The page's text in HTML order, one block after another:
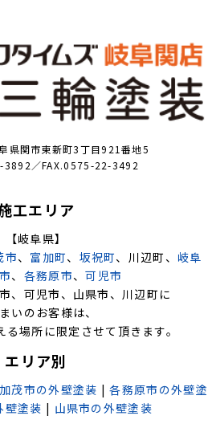
県関市東新町3丁目921番地5
／FAX.0575-22-3492
工エリア
【岐阜県】
市、 富加町、 坂祝町、川辺町、 岐阜
、 各務原市、可児市
、可児市、山県市、川辺町に
いのお客様は、
場所に限定させて頂きます。
エリア別
茂市の外壁塗装 |各務原市の外壁塗
壁塗装 | 山県市の外壁塗装